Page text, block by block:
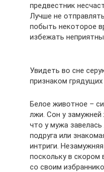
предвестник
Лучше не
побыть некоторое
избежать
Увидеть во сне
признаком
Белое животное –
лжи. Сон у
что у мужа
подруга или
интриги.
поскольку в скором
со своим